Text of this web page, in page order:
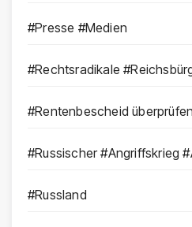
#Presse #Medien
#Rechtsradikale
#Rentenbescheid
#Russischer #Angriffskrieg
#Russland